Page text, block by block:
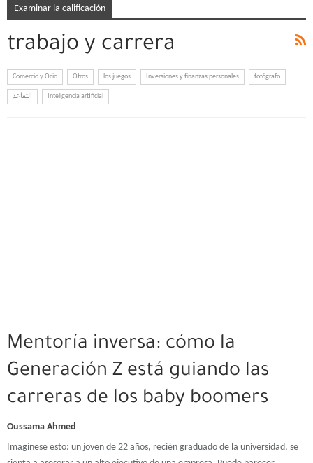
Examinar la calificación
trabajo y carrera
Comercio y Ocio Otros los juegos Inversiones y finanzas personales fotógrafo
التقاعد Inteligencia artificial
Mentoría inversa: cómo la
Generación Z está guiando las
carreras de los baby boomers
Oussama Ahmed
Imagínese esto: un joven de 22 años, recién graduado de la universidad, se